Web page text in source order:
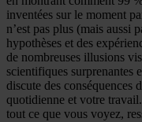
inventées sur le moment
n’est pas plus (mais aussi
hypothèses et des
de nombreuses illusions
scientifiques surprenantes
discute des conséquences
quotidienne et votre
tout ce que vous voyez,